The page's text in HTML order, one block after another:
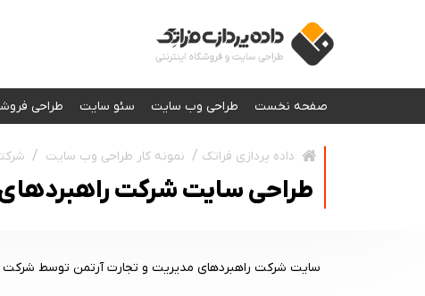
صفحه نخست طراحی وب سایت سئو سایت طراحی
داده پردازی فراتک نمونه کار طراحی وب سایت
طراحی سایت شرکت
سایت شرکت راهبردهای مدیریت و تجارت آرتمن توسط